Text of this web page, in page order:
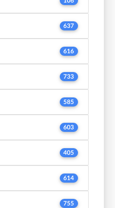
637
616
733
585
603
405
614
755